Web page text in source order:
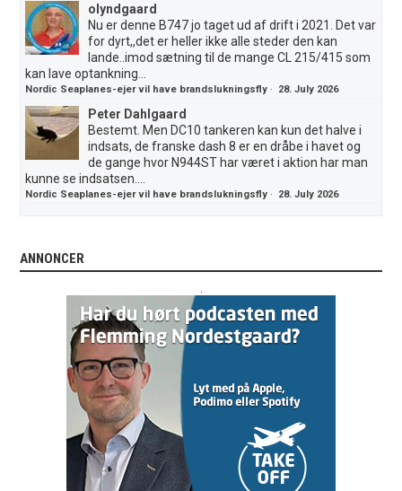
olyndgaard
Nu er denne B747 jo taget ud af drift i 2021. Det var
for dyrt,,det er heller ikke alle steder den kan
lande..imod sætning til de mange CL 215/415 som
kan lave optankning...
Nordic Seaplanes-ejer vil have brandslukningsfly · 28. July 2026
Peter Dahlgaard
Bestemt. Men DC10 tankeren kan kun det halve i
indsats, de franske dash 8 er en dråbe i havet og
de gange hvor N944ST har været i aktion har man
kunne se indsatsen....
Nordic Seaplanes-ejer vil have brandslukningsfly · 28. July 2026
ANNONCER